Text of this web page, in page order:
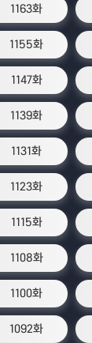
1163화
1155화
1147화
1139화
1131화
1123화
1115화
1108화
1100화
1092화